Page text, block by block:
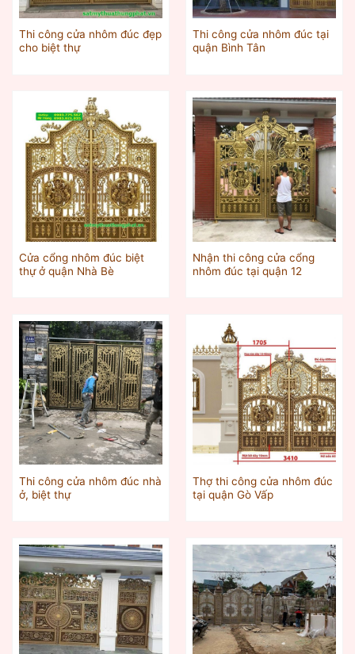
Thi công cửa nhôm đúc đẹp
cho biệt thự
Thi công cửa nhôm đúc tại
quận Bình Tân
Cửa cổng nhôm đúc biệt
thự ở quận Nhà Bè
Nhận thi công cửa cổng
nhôm đúc tại quận 12
Thi công cửa nhôm đúc nhà
ở, biệt thự
Thợ thi công cửa nhôm đúc
tại quận Gò Vấp